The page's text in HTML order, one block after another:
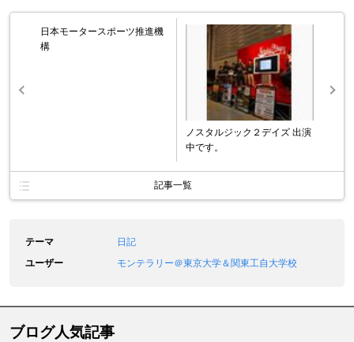
日本モータースポーツ推進機
構
ノスタルジック２デイズ 出演
中です。
記事一覧
テーマ
日記
ユーザー
モンテラリー＠東京大学＆関東工自大学校
ブログ人気記事